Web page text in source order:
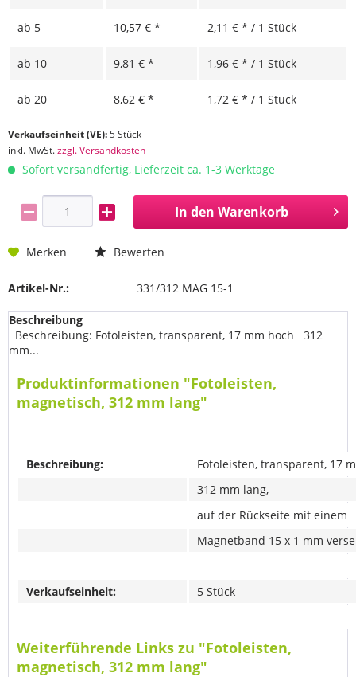
ab 5 10,57 € * 2,11 € * / 1 Stück
ab 10 9,81 € * 1,96 € * / 1 Stück
ab 20 8,62 € * 1,72 € * / 1 Stück
Verkaufseinheit (VE):5 Stück
inkl. MwSt.zzgl. Versandkosten
Sofort versandfertig, Lieferzeit ca. 1-3 Werktage
In den Warenkorb
Merken Bewerten
Artikel-Nr.: 331/312 MAG 15-1
Beschreibung
Beschreibung: Fotoleisten, transparent, 17 mm hoch 312
mm...
Produktinformationen "Fotoleisten,
magnetisch, 312 mm lang"
Beschreibung:
Fotoleisten, transparent, 17
312 mm lang,
auf der Rückseite mit einem
Magnetband 15 x 1 mm
Verkaufseinheit: 5 Stück
Weiterführende Links zu "Fotoleisten,
magnetisch, 312 mm lang"